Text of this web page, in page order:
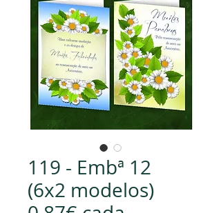
119 - Embª 12
(6x2 modelos)